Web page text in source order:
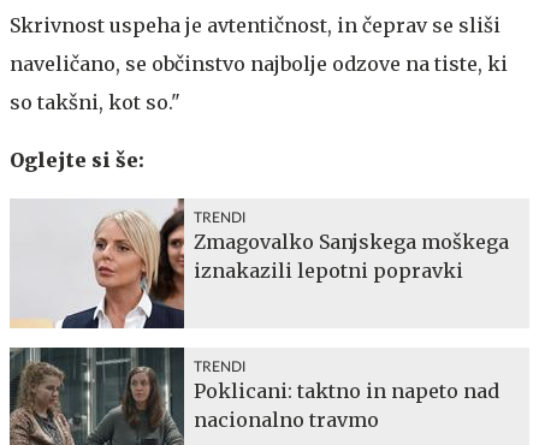
Skrivnost uspeha je avtentičnost, in čeprav se sliši
naveličano, se občinstvo najbolje odzove na tiste, ki
so takšni, kot so."
Oglejte si še:
TRENDI
Zmagovalko Sanjskega moškega
iznakazili lepotni popravki
TRENDI
Poklicani: taktno in napeto nad
nacionalno travmo